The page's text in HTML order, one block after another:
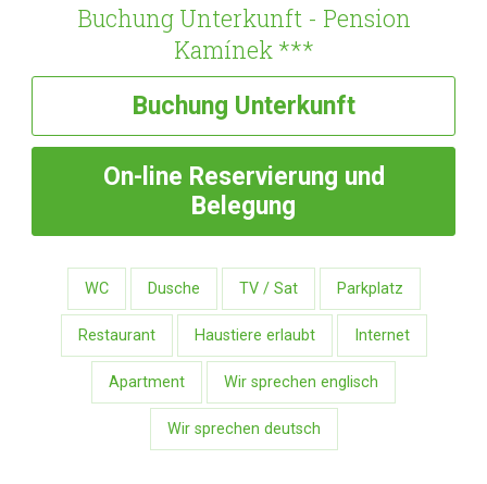
Buchung Unterkunft - Pension
Kamínek ***
Buchung Unterkunft
On-line Reservierung und
Belegung
WC Dusche TV / Sat Parkplatz
Restaurant Haustiere erlaubt Internet
Apartment Wir sprechen englisch
Wir sprechen deutsch